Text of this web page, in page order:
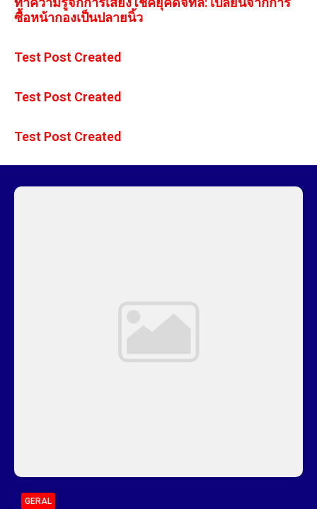
ซื้อหน้ากองเป็นปลายนิ้ว
Test Post Created
Test Post Created
Test Post Created
GERAL